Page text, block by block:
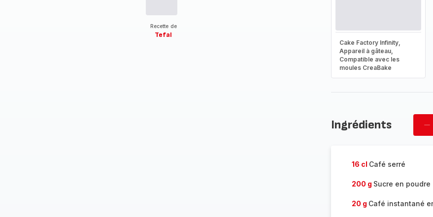
Recette de
Tefal
Cake Factory Infinity,
Appareil à gâteau,
Compatible avec les
moules CreaBake
Ingrédients
16 cl Café serré
200 g Sucre en poudre
20 g Café instantané